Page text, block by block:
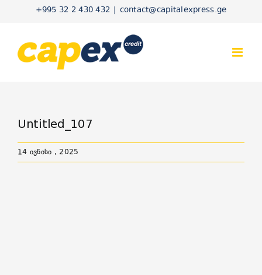
content
+995 32 2 430 432 contact@capitalexpress.ge
Untitled_107
14 ივნისი , 2025